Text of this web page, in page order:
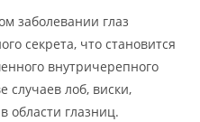
заболевании глаз
секрета, что становится
внутричерепного
случаев лоб, виски,
области глазниц.